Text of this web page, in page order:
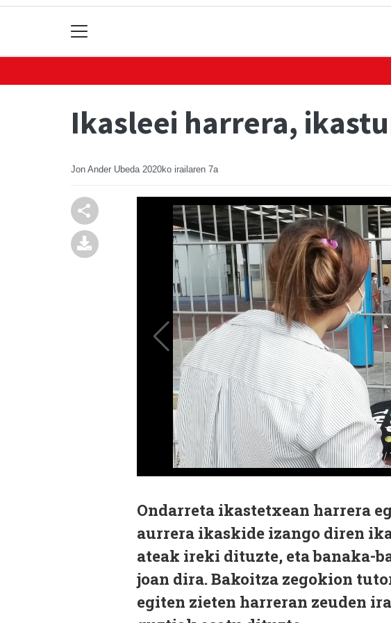
Ikasleei harrera,
Jon Ander Ubeda 2020ko irailaren 7a
Ondarreta ikastetxean harrera
aurrera ikaskide izango diren
ateak ireki dituzte, eta banaka-
joan dira. Bakoitza zegokion
egiten zieten harreran zeuden